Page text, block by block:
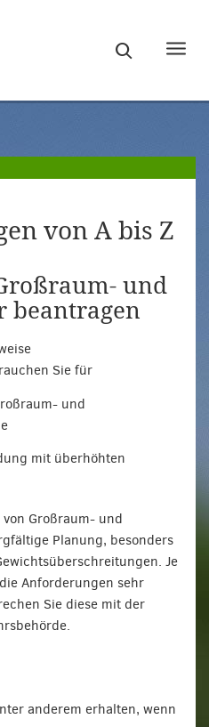
von A bis Z
und
beantragen
Sie für
und
mit überhöhten
Großraum- und
Planung, besonders
Je
Anforderungen sehr
Sie diese mit der
anderem erhalten, wenn